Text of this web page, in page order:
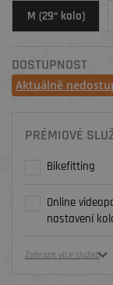
M (29“ kolo)
DOSTUPNOST
Aktuálně
PRÉMIOVÉ
Bikefitting
Online
nastavení
Zobrazit více služeb